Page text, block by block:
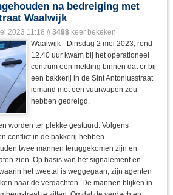
na bedreiging met
Waalwijk
2023 11:18 // 3498 keer bekeken
Waalwijk - Dinsdag 2 mei 2023, rond
12.40 uur kwam bij het operationeel
centrum een melding binnen dat er bij
een bakkerij in de Sint Antoniusstraat
iemand met een vuurwapen zou
hebben gedreigd.
worden ter plekke gestuurd. Volgens
conflict in de bakkerij hebben
twee mannen teruggekomen zijn en
zien. Op basis van het signalement en
het tweetal is weggegaan, zijn agenten
naar de verdachten. De mannen blijken in